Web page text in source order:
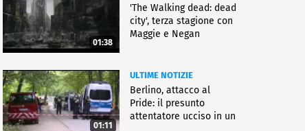
01:38
'The Walking dead: dead
city', terza stagione con
Maggie e Negan
01:11
ULTIME NOTIZIE
Berlino, attacco al
Pride: il presunto
attentatore ucciso in un